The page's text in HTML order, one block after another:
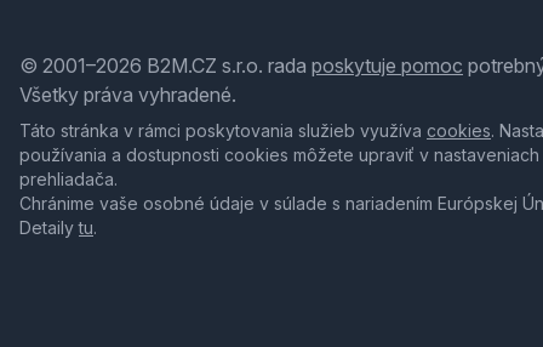
© 2001–2026 B2M.CZ s.r.o. rada poskytuje pomoc
Všetky práva vyhradené.
Táto stránka v rámci poskytovania služieb využíva cookies.
používania a dostupnosti cookies môžete upraviť v nastaveniach
prehliadača.
Chránime vaše osobné údaje v súlade s nariadením Európskej
Detailytu.